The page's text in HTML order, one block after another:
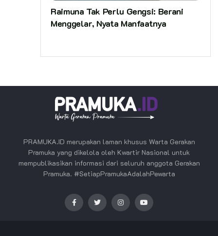
Raimuna Tak Perlu Gengsi: Berani
Menggelar, Nyata Manfaatnya
PRAMUKA.ID merupakan laman khusus Warta Gerakan
Pramuka yang dikelola oleh Kwartir Nasional untuk
mempublikasikan informasi dari seluruh anggota Gerakan
Pramuka. #SetiapPramukaAdalahPewarta